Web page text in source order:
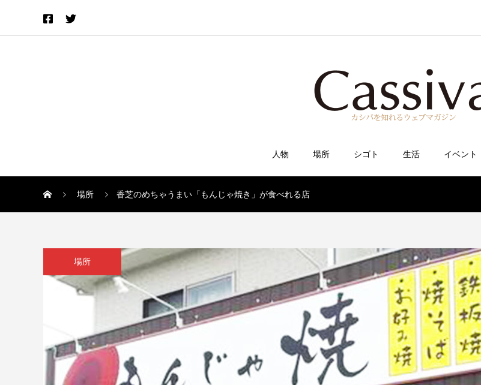
人物 場所 シゴト 生活 イベント
場所 香芝のめちゃうまい「もんじゃ焼き」が食べれる店
場所